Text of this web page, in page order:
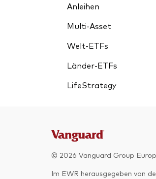
Anleihen
Multi-Asset
Welt-ETFs
Länder-ETFs
LifeStrategy
© 2026 Vanguard Group
Im EWR herausgegeben von